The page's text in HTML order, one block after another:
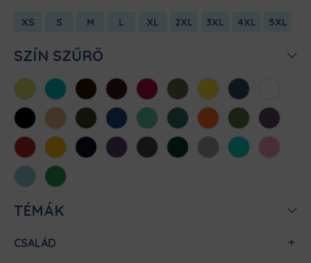
XS S M L XL 2XL 3XL 4XL 5XL
SZÍN SZŰRŐ
AlmazöldAtollkékBarnaBordóChili Cink Citromsárga
Denim
FeketeHomokKhaki KirálykékMentaMéregzöld
NarancsOliva Padlizsán
Piros SárgaSötétkékSötétlilaSötétszürke
SötétzöldSportszürke
Türkiz
Világos
rózsaszín
Világoskék
Zöld
TÉMÁK
CSALÁD